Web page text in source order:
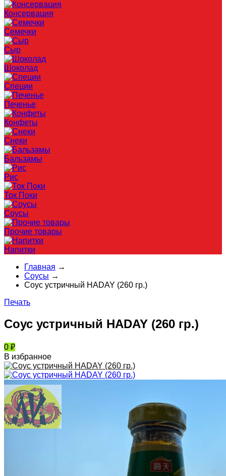
Консервация
Семечки
Сыр
Шоколад
Специи
Печенье
Конфеты
Снеки
Бальзамы
Рис
Ток Поки
Соусы
Прочие товары
Напитки
Главная →
Соусы →
Соус устричный HADAY (260 гр.)
Печать
Соус устричный HADAY (260 гр.)
0 ₽
В избранное